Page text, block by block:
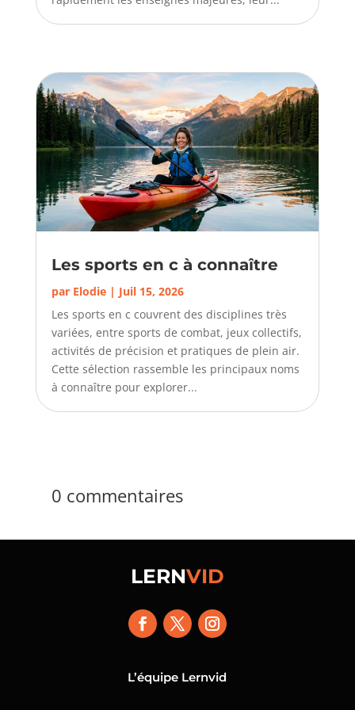
Les sports en c à connaître
par Elodie| Juil 15, 2026
Les sports en c couvrent des disciplines très
variées, entre sports de combat, jeux collectifs,
activités de précision et pratiques de plein air.
Cette sélection rassemble les principaux noms
à connaître pour explorer...
0 commentaires
LERNVID
L’équipe Lernvid